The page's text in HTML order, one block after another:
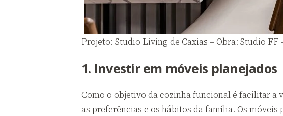
Projeto: Studio Living de Caxias – Obra: Studio
1. Investir em móveis planejados
Como o objetivo da cozinha funcional é facilitar a
as preferências e os hábitos da família. Os